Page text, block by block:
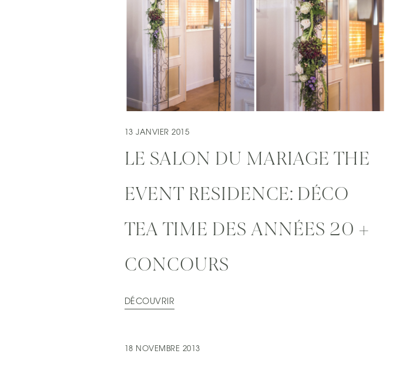
13 JANVIER 2015
LE SALON DU MARIAGE THE
EVENT RESIDENCE: DÉCO
TEA TIME DES ANNÉES 20 +
CONCOURS
DÉCOUVRIR
18 NOVEMBRE 2013